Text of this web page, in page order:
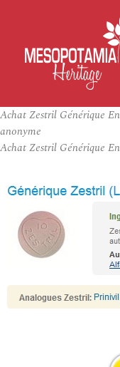
Achat Zestril Générique
anonyme
Achat Zestril Générique